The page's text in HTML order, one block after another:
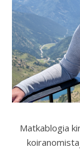
Matkablogia